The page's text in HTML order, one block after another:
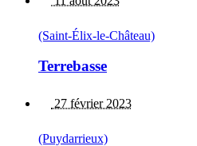
(Saint-Élix-le-Château)
Terrebasse
27 février 2023
(Puydarrieux)